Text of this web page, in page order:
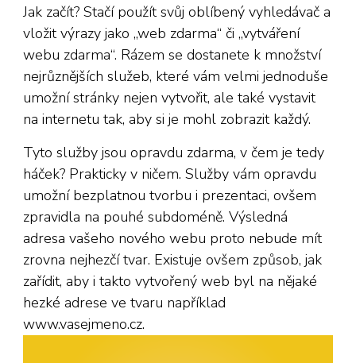
Jak začít? Stačí použít svůj oblíbený vyhledávač a
vložit výrazy jako „web zdarma“ či „vytváření
webu zdarma“. Rázem se dostanete k množství
nejrůznějších služeb, které vám velmi jednoduše
umožní stránky nejen vytvořit, ale také vystavit
na internetu tak, aby si je mohl zobrazit každý.
Tyto služby jsou opravdu zdarma, v čem je tedy
háček? Prakticky v ničem. Služby vám opravdu
umožní bezplatnou tvorbu i prezentaci, ovšem
zpravidla na pouhé subdoméně. Výsledná
adresa vašeho nového webu proto nebude mít
zrovna nejhezčí tvar. Existuje ovšem způsob, jak
zařídit, aby i takto vytvořený web byl na nějaké
hezké adrese ve tvaru například
www.vasejmeno.cz.